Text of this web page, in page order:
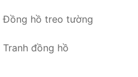
Đồng hồ treo tường
Tranh đồng hồ